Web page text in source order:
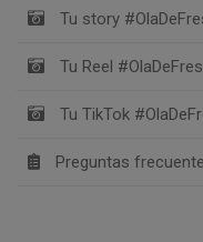
Tu story
Tu Reel
Tu TikTok
Preguntas